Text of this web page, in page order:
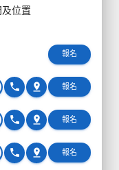
位置
報名
報名
pin_drop
phone
報名
pin_drop
phone
報名
pin_drop
phone